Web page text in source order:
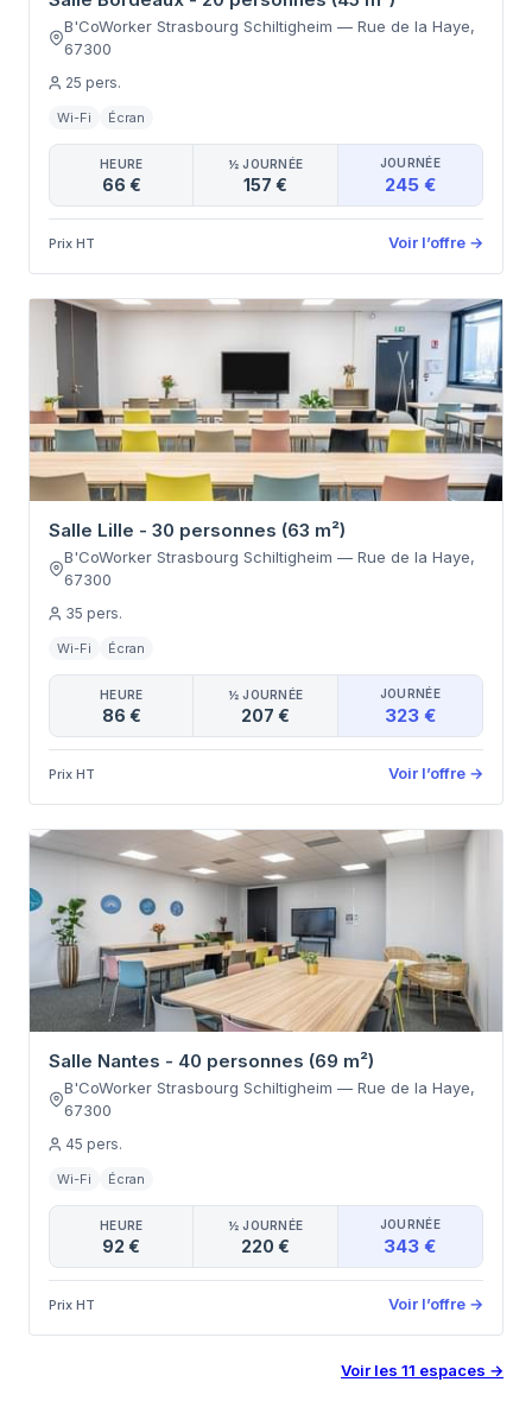
B'CoWorker Strasbourg Schiltigheim — Rue de la Haye,
67300
25 pers.
Wi-Fi Écran
HEURE
66 €
½ JOURNÉE
157 €
JOURNÉE
245 €
Prix HT Voir l’offre →
Salle Lille - 30 personnes (63 m²)
B'CoWorker Strasbourg Schiltigheim — Rue de la Haye,
67300
35 pers.
Wi-Fi Écran
HEURE
86 €
½ JOURNÉE
207 €
JOURNÉE
323 €
Prix HT Voir l’offre →
Salle Nantes - 40 personnes (69 m²)
B'CoWorker Strasbourg Schiltigheim — Rue de la Haye,
67300
45 pers.
Wi-Fi Écran
HEURE
92 €
½ JOURNÉE
220 €
JOURNÉE
343 €
Prix HT Voir l’offre →
Voir les 11 espaces →